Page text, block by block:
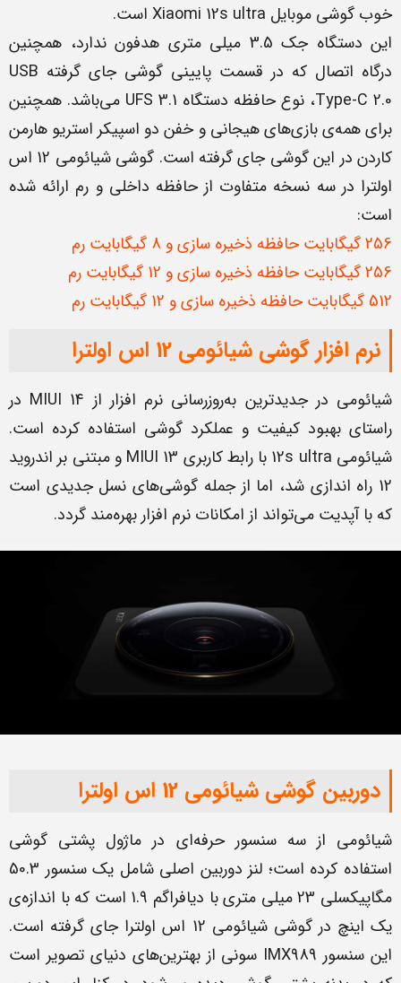
خوب گوشی موبایل Xiaomi 12s ultra است.
این دستگاه جک 3.5 میلی متری هدفون ندارد، همچنین
درگاه اتصال که در قسمت پایینی گوشی جای گرفته USB
Type-C 2.0، نوع حافظه دستگاه UFS 3.1 می‌باشد. همچنین
برای همه‌ی بازی‌های هیجانی و خفن دو اسپیکر استریو هارمن
کاردن در این گوشی جای گرفته است. گوشی شیائومی 12 اس
اولترا در سه نسخه متفاوت از حافظه داخلی و رم ارائه شده
است:
256 گیگابایت حافظه ذخیره سازی و 8 گیگابایت رم
256 گیگابایت حافظه ذخیره سازی و 12 گیگابایت رم
512 گیگابایت حافظه ذخیره سازی و 12 گیگابایت رم
نرم افزار گوشی شیائومی 12 اس اولترا
شیائومی در جدیدترین به‌روزرسانی نرم افزار از MIUI 14 در
راستای بهبود کیفیت و عملکرد گوشی استفاده کرده است.
شیائومی 12s ultra با رابط کاربری MIUI 13 و مبتنی بر اندروید
12 راه اندازی شد، اما از جمله گوشی‌های نسل جدیدی است
که با آپدیت می‌تواند از امکانات نرم افزار بهره‌مند گردد.
دوربین گوشی شیائومی 12 اس اولترا
شیائومی از سه سنسور حرفه‌ای در ماژول پشتی گوشی
استفاده کرده است؛ لنز دوربین اصلی شامل یک سنسور 50.3
مگاپیکسلی 23 میلی متری با دیافراگم 1.9 است که با اندازه‌ی
یک اینچ در گوشی شیائومی 12 اس اولترا جای گرفته است.
این سنسور IMX989 سونی از بهترین‌های دنیای تصویر است